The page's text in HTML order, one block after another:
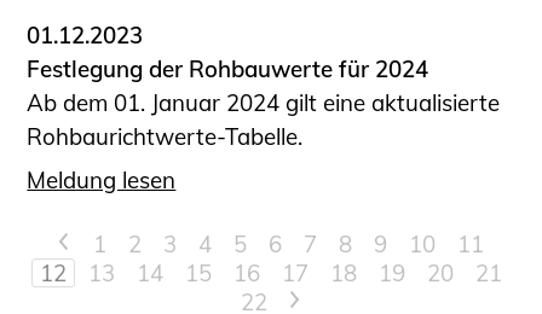
01.12.2023
Festlegung der Rohbauwerte für 2024
Ab dem 01. Januar 2024 gilt eine aktualisierte
Rohbaurichtwerte-Tabelle.
Meldung lesen
< 1 2 3 4 5 6 7 8 9 10
11
12
13 14 15 16 17 18 19 20
21
22
>